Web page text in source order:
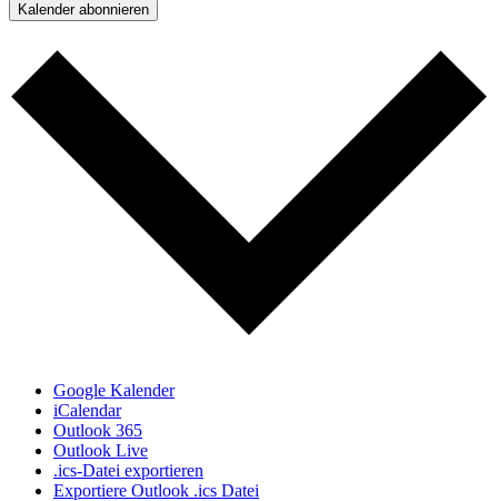
Kalender abonnieren
Google Kalender
iCalendar
Outlook 365
Outlook Live
.ics-Datei exportieren
Exportiere Outlook .ics Datei